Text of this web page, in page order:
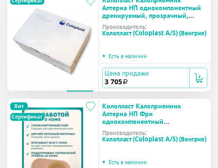
Алтерна НП однокомпонентный
дренируемый, прозрачный,
вырезаемое отверстие 10-70 мм
№30 (17455)
Производитель:
Колопласт (Coloplast A/S) (Венгрия)
• Есть в наличии
Цена продажи
3 705 a
Хит
Сертификат
Колопласт Калоприемник
Алтерна НП Фри
однокомпонентный
недренируемый, непрозрачный,
вырезаемое отверстие 10-70 мм
№30 (17405)
Производитель:
Колопласт (Coloplast A/S) (Венгрия)
• Есть в наличии